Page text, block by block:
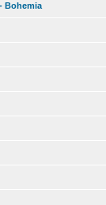
Bohemia